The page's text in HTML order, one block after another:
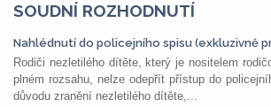
SOUDNÍ ROZHODNUTÍ
Nahlédnutí do policejního spisu (exkluzivně
Rodiči nezletilého dítěte, který je nositelem
plném rozsahu, nelze odepřít přístup do
důvodu zranění nezletilého dítěte,...